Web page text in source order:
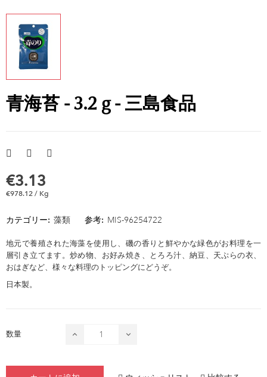
青海苔 - 3.2 g - 三島食品
€3.13
€978.12 / Kg
カテゴリー: 藻類 参考: MIS-96254722
地元で養殖された海藻を使用し、磯の香りと鮮やかな緑色がお料理を一
層引き立てます。炒め物、お好み焼き、とろろ汁、納豆、天ぷらの衣、
おはぎなど、様々な料理のトッピングにどうぞ。
日本製。
数量